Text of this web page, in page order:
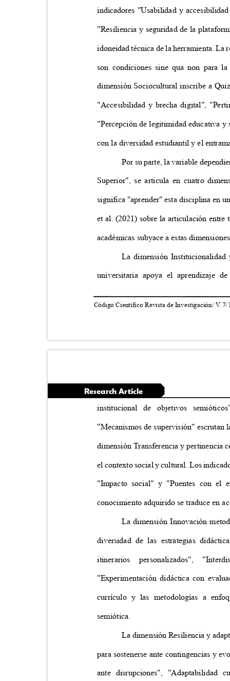
indicadores "Usabilidad y
"Resiliencia y seguridad de la
idoneidad técnica de la herramienta.
son condiciones sine qua non para
dimensión Sociocultural inscribe a
"Accesibilidad y brecha digital",
"Percepción de legitimidad educativa
con la diversidad estudiantil y el
Por su parte, la variable
Superior", se articula en cuatro
significa "aprender" esta disciplina en
et al. (2021) sobre la articulación
académicas subyace a estas
La dimensión
universitaria apoya el aprendizaje
Código Científico Revista de Investigación/
Research Article
institucional de objetivos
"Mecanismos de supervisión"
dimensión Transferencia y pertinencia
el contexto social y cultural. Los
"Impacto social" y "Puentes con
conocimiento adquirido se traduce en
La dimensión Innovación
diversidad de las estrategias
itinerarios personalizados",
"Experimentación didáctica con
currículo y las metodologías a
semiótica.
La dimensión Resiliencia y
para sostenerse ante contingencias y
ante disrupciones",